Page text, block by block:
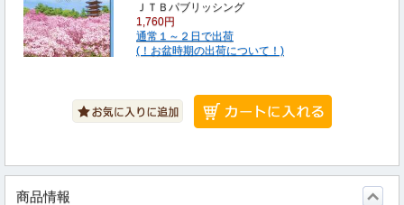
ＪＴＢパブリッシング
1,760円
通常１～２日で出荷
(！お盆時期の出荷について！)
商品情報